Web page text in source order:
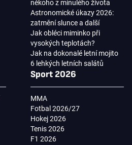
někoho z minulého života
Astronomické úkazy 2026:
zatmění slunce a další
Jak obléci miminko při
vysokých teplotách?
Jak na dokonalé letní mojito
6 lehkých letních salátů
Sport 2026
MMA
Fotbal 2026/27
Hokej 2026
Tenis 2026
F1 2026